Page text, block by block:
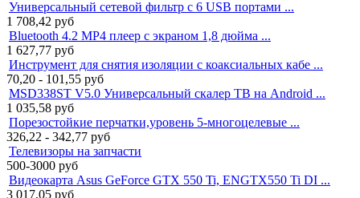
Универсальный сетевой фильтр с 6 USB портами ...
1 708,42 руб
Bluetooth 4.2 MP4 плеер с экраном 1,8 дюйма ...
1 627,77 руб
Инструмент для снятия изоляции с коаксиальных кабе ...
70,20 - 101,55 руб
MSD338ST V5.0 Универсальный скалер ТВ на Android ...
1 035,58 руб
Порезостойкие перчатки,уровень 5-многоцелевые ...
326,22 - 342,77 руб
Телевизоры на запчасти
500-3000 руб
Видеокарта Asus GeForce GTX 550 Ti, ENGTX550 Ti DI ...
3 017,05 руб